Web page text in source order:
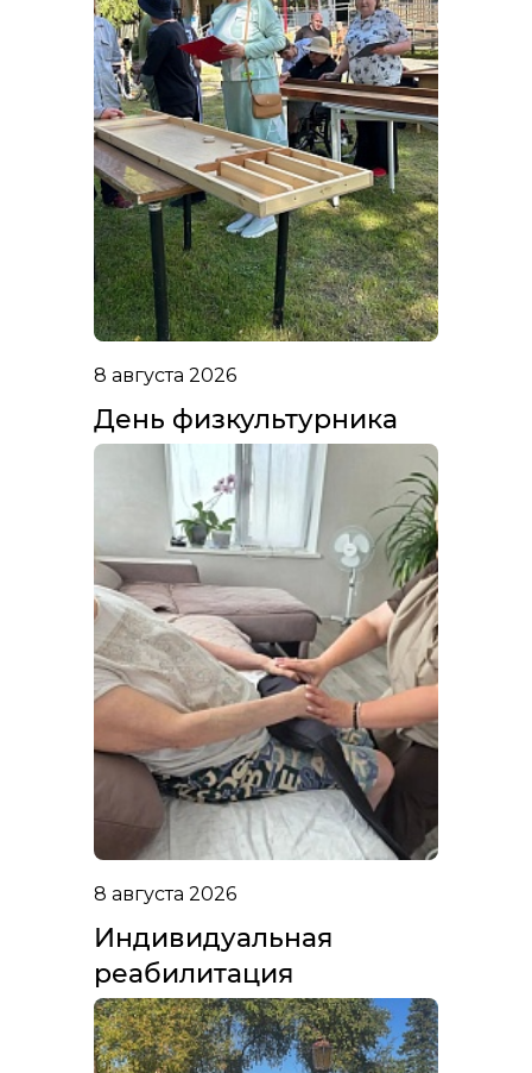
8 августа 2026
День физкультурника
8 августа 2026
Индивидуальная
реабилитация